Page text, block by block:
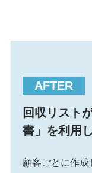
回収リスト
書」を利用
顧客ごとに作成